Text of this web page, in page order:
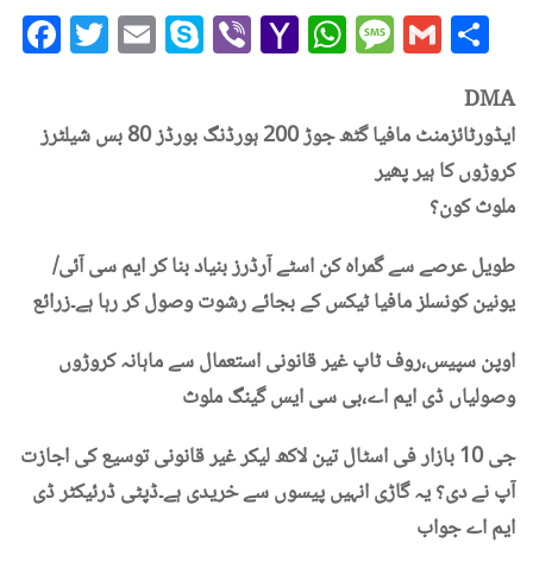
Facebook
Twitter
EmailSkype
ViberYahoo
Mail
DMA
ایڈورٹائزمنٹ مافیا گٹھ جوڑ 200 ہورڈنگ بورڈز 80 بس شیلٹرز
کروڑوں کا ہیر پھیر
ملوث کون؟
طویل عرصے سے گمراہ کن اسٹے آرڈرز بنیاد بنا کر ایم سی آئی/
یونین کونسلز مافیا ٹیکس کے بجائے رشوت وصول کر رہا ہے۔زرائع
اوپن سپیس،روف ٹاپ غیر قانونی استعمال سے ماہانہ کروڑوں
وصولیاں ڈی ایم اے،بی سی ایس گینگ ملوث
جی 10 بازار فی اسٹال تین لاکھ لیکر غیر قانونی توسیع کی اجازت
آپ نے دی؟ یہ گاڑی انہیں پیسوں سے خریدی ہے۔ڈپٹی ڈرئیکٹر ڈی
ایم اے جواب